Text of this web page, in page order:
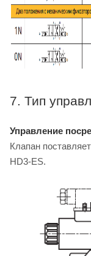
7. Тип
Управление
Клапан
HD3-ES.